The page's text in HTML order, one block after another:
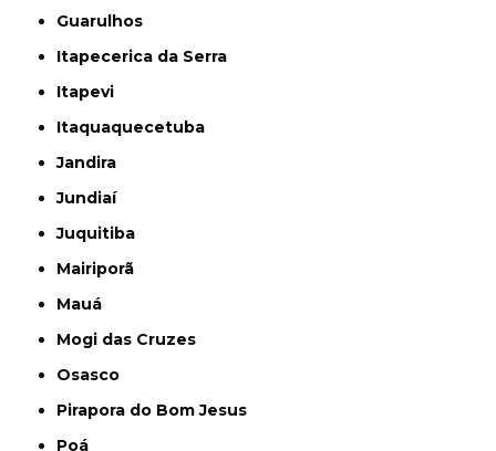
Guarulhos
Itapecerica da Serra
Itapevi
Itaquaquecetuba
Jandira
Jundiaí
Juquitiba
Mairiporã
Mauá
Mogi das Cruzes
Osasco
Pirapora do Bom Jesus
Poá